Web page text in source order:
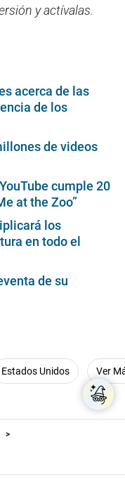
y actívalas.
acerca de las
de los
de videos
cumple 20
at the Zoo”
los
en todo el
de su
Estados Unidos Ver